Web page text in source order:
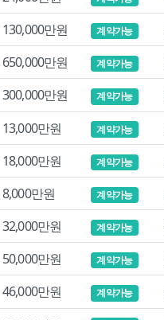
130,000만원 계약가능
650,000만원 계약가능
300,000만원 계약가능
13,000만원 계약가능
18,000만원 계약가능
8,000만원 계약가능
32,000만원 계약가능
50,000만원 계약가능
46,000만원 계약가능